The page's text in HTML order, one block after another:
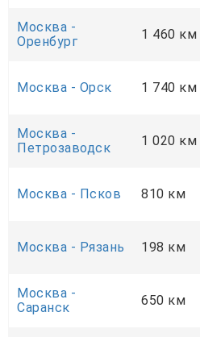
Москва -
Оренбург
1 460 км
Москва - Орск 1 740 км
Москва -
Петрозаводск
1 020 км
Москва - Псков 810 км
Москва - Рязань 198 км
Москва -
Саранск
650 км